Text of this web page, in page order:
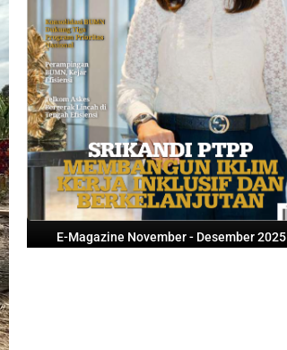
E-Magazine November - Desember 2025